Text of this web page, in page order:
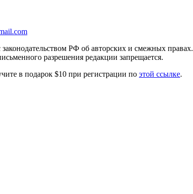
РФ об авторских и смежных правах.
разрешения редакции запрещается.
в подарок $10 при регистрации по этой ссылке.